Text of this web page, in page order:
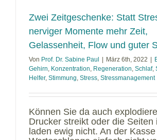
Zwei Zeitgeschenke: Statt
nerviger Momente mehr Zeit,
Gelassenheit, Flow und guter
Von Prof. Dr. Sabine Paul März 6th, 2022
Gehirn, Konzentration, Regeneration, Schlaf,
Helfer, Stimmung, Stress, Stressmanagement
Können Sie da auch
Drucker streikt oder die Seiten
laden ewig nicht. An der